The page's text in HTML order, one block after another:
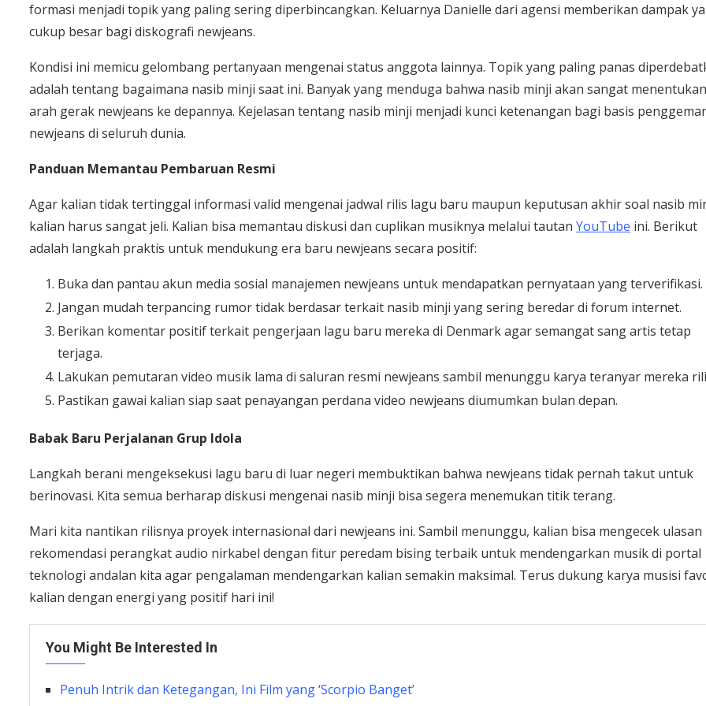
formasi menjadi topik yang paling sering diperbincangkan. Keluarnya Danielle dari agensi memberikan dampak
cukup besar bagi diskografi newjeans.
Kondisi ini memicu gelombang pertanyaan mengenai status anggota lainnya. Topik yang paling panas
adalah tentang bagaimana nasib minji saat ini. Banyak yang menduga bahwa nasib minji akan sangat menentukan
arah gerak newjeans ke depannya. Kejelasan tentang nasib minji menjadi kunci ketenangan bagi basis penggemar
newjeans di seluruh dunia.
Panduan Memantau Pembaruan Resmi
Agar kalian tidak tertinggal informasi valid mengenai jadwal rilis lagu baru maupun keputusan akhir soal nasib
kalian harus sangat jeli. Kalian bisa memantau diskusi dan cuplikan musiknya melalui tautan YouTube ini. Berikut
adalah langkah praktis untuk mendukung era baru newjeans secara positif:
Buka dan pantau akun media sosial manajemen newjeans untuk mendapatkan pernyataan yang terverifikasi.
Jangan mudah terpancing rumor tidak berdasar terkait nasib minji yang sering beredar di forum internet.
Berikan komentar positif terkait pengerjaan lagu baru mereka di Denmark agar semangat sang artis tetap
terjaga.
Lakukan pemutaran video musik lama di saluran resmi newjeans sambil menunggu karya teranyar mereka
Pastikan gawai kalian siap saat penayangan perdana video newjeans diumumkan bulan depan.
Babak Baru Perjalanan Grup Idola
Langkah berani mengeksekusi lagu baru di luar negeri membuktikan bahwa newjeans tidak pernah takut untuk
berinovasi. Kita semua berharap diskusi mengenai nasib minji bisa segera menemukan titik terang.
Mari kita nantikan rilisnya proyek internasional dari newjeans ini. Sambil menunggu, kalian bisa mengecek ulasan
rekomendasi perangkat audio nirkabel dengan fitur peredam bising terbaik untuk mendengarkan musik di portal
teknologi andalan kita agar pengalaman mendengarkan kalian semakin maksimal. Terus dukung karya musisi
kalian dengan energi yang positif hari ini!
You Might Be Interested In
Penuh Intrik dan Ketegangan, Ini Film yang ‘Scorpio Banget’